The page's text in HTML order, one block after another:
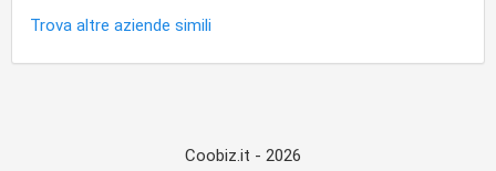
Trova altre aziende simili
Coobiz.it - 2026